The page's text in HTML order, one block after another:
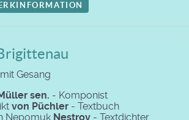
Gesang
sen. - Komponist
von Püchler - Textbuch
Nepomuk Nestroy - Textdichter